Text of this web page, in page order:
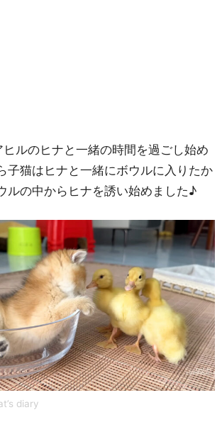
ルのヒナと一緒の時間を過ごし始め
子猫はヒナと一緒にボウルに入りたか
ルの中からヒナを誘い始めました♪
diary